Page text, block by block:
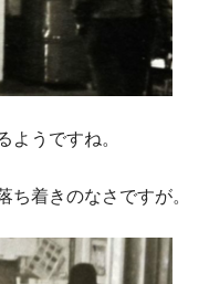
うですね。
着きのなさですが。